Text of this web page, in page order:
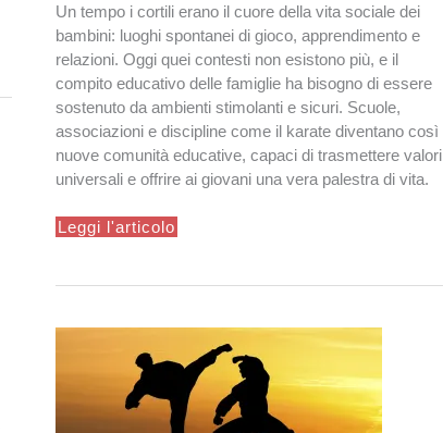
Un tempo i cortili erano il cuore della vita sociale dei
bambini: luoghi spontanei di gioco, apprendimento e
relazioni. Oggi quei contesti non esistono più, e il
compito educativo delle famiglie ha bisogno di essere
sostenuto da ambienti stimolanti e sicuri. Scuole,
associazioni e discipline come il karate diventano così
nuove comunità educative, capaci di trasmettere valori
universali e offrire ai giovani una vera palestra di vita.
Un
alleato
genitori:
valore
educativo
stimolante
Leggi l'articolo